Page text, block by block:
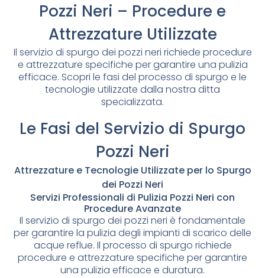
Pozzi Neri – Procedure e
Attrezzature Utilizzate
Il servizio di spurgo dei pozzi neri richiede procedure
e attrezzature specifiche per garantire una pulizia
efficace. Scopri le fasi del processo di spurgo e le
tecnologie utilizzate dalla nostra ditta
specializzata.
Le Fasi del Servizio di Spurgo
Pozzi Neri
Attrezzature e Tecnologie Utilizzate per lo Spurgo
dei Pozzi Neri
Servizi Professionali di Pulizia Pozzi Neri con
Procedure Avanzate
Il servizio di spurgo dei pozzi neri è fondamentale
per garantire la pulizia degli impianti di scarico delle
acque reflue. Il processo di spurgo richiede
procedure e attrezzature specifiche per garantire
una pulizia efficace e duratura.